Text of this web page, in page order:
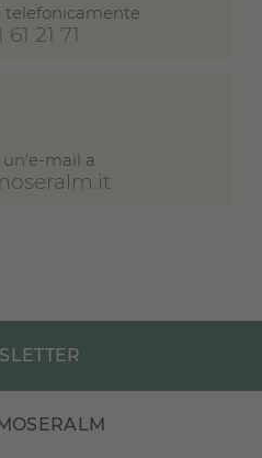
telefonicamente
61 21 71
un'e-mail a